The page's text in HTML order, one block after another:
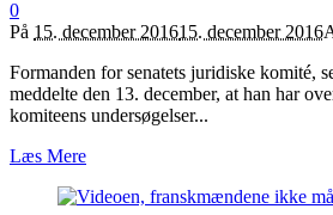
0
På 15. december 201615. december 2016
Formanden for senatets juridiske komité,
meddelte den 13. december, at han har
komiteens undersøgelser...
Læs Mere